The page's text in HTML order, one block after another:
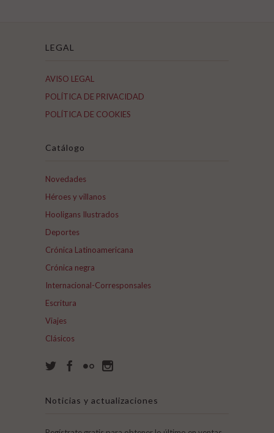
LEGAL
AVISO LEGAL
POLÍTICA DE PRIVACIDAD
POLÍTICA DE COOKIES
Catálogo
Novedades
Héroes y villanos
Hooligans Ilustrados
Deportes
Crónica Latinoamericana
Crónica negra
Internacional-Corresponsales
Escritura
Viajes
Clásicos
Noticias y actualizaciones